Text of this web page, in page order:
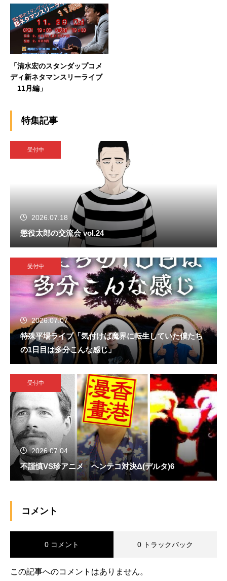
「清水宏のスタンダップコメ
ディ新ネタマンスリーライブ
11月編」
特集記事
受付中
2026.07.18
懲役太郎の交流会 vol.24
受付中
2026.07.07
特殊平場ライブ「気付けば魔界に転生していた僕たち
の1日目は多分こんな感じ」
受付中
2026.07.04
不謹慎VS珍アニメ ヘンテコ対決Δ(デルタ)6
コメント
0 コメント 0 トラックバック
この記事へのコメントはありません。